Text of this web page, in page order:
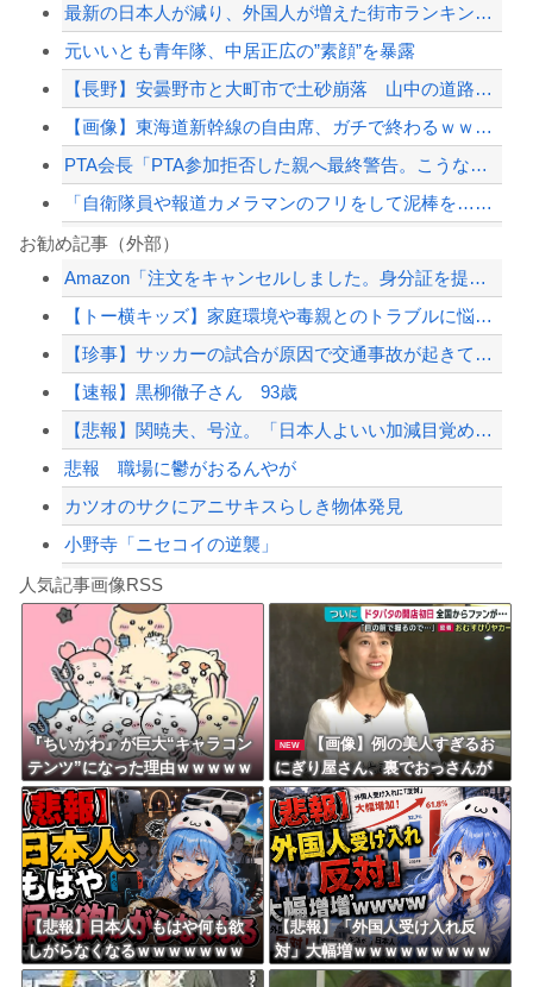
最新の日本人が減り、外国人が増えた街市ランキングをご覧下さい→5位川口市、4位京...
元いいとも青年隊、中居正広の”素顔”を暴露
【長野】安曇野市と大町市で土砂崩落 山中の道路が寸断 宿泊客や登山客など計400...
【画像】東海道新幹線の自由席、ガチで終わるｗｗｗｗ
PTA会長「PTA参加拒否した親へ最終警告。こうなってもいい？」
「自衛隊員や報道カメラマンのフリをして泥棒を…」500万円分の預金通帳を盗まれた...
ショートスリーパー堀大輔氏、涙を流す
【夏の悲劇】父親、溺れた息子を救おうとしてﾀﾋ亡 →専門家も警鐘「救助は二次被害...
世耕議員、国会で審議・議決した予算を財務省が勝手に３兆円動かしていると指摘・問題...
【緊急速報】NYで警官が黒人男性の首を絞め、暴動第二波不可避へ
Powered by livedoor 相互RSS
お勧め記事（外部）
Amazon「注文をキャンセルしました。身分証を提出してください」 X民「は？怪...
【トー横キッズ】家庭環境や毒親とのトラブルに悩む若者「大人に相談しても具体的に何...
【珍事】サッカーの試合が原因で交通事故が起きてしまう。
【速報】黒柳徹子さん 93歳
【悲報】関暁夫、号泣。「日本人よいい加減目覚めろ！」と涙の訴え
悲報 職場に鬱がおるんやが
カツオのサクにアニサキスらしき物体発見
小野寺「ニセコイの逆襲」
【言うて人手不足だし？】未経験から「エンジニア」になるという選択‥‥
8/4のニュース
更新中止のお知らせ
海外「おめでとうタキ！」リヴァプール南野がバースデーゴール！！
Powered by livedoor 相互RSS
人気記事画像RSS
『ちいかわ』が巨大“キャラコン
テンツ”になった理由ｗｗｗｗｗ
ｗｗｗｗｗｗ
NEW
【画像】例の美人すぎるお
にぎり屋さん、裏でおっさんが
握っていたｗｗｗｗｗｗｗｗｗ
ｗｗｗｗｗｗｗｗ
【悲報】日本人、もはや何も欲
しがらなくなるｗｗｗｗｗｗｗ
ｗｗｗｗｗｗｗｗｗｗｗｗｗｗ
【悲報】「外国人受け入れ反
対」大幅増ｗｗｗｗｗｗｗｗｗ
ｗｗｗｗｗｗｗｗｗ